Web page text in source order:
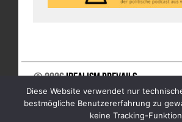
© 2026Idealism Prevails
UNTERSTÜTZE UNS
NEWSLETTER
Diese Website verwendet nur
bestmögliche Benutzererfahrung zu
keine Tracking-